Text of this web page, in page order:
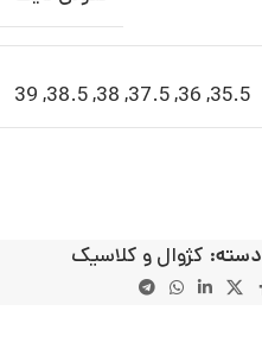
35.5
,
36
,
37.5
,
38
,
38.5
,
39
دسته: کژوال و کلاسیک